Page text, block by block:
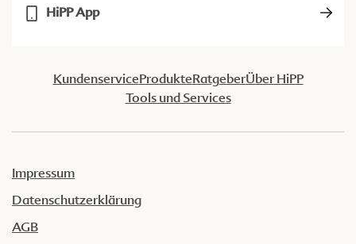
HiPP App
KundenserviceProdukteRatgeberÜber HiPP
Tools und Services
Impressum
Datenschutzerklärung
AGB